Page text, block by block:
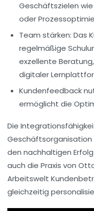
Geschäftszielen
oder
Team stärken: Das
regelmäßige
exzellente
digitaler
Kundenfeedback
ermöglicht die
Die
den nachhaltigen
auch die Praxis von
Arbeitswelt
gleichzeitig